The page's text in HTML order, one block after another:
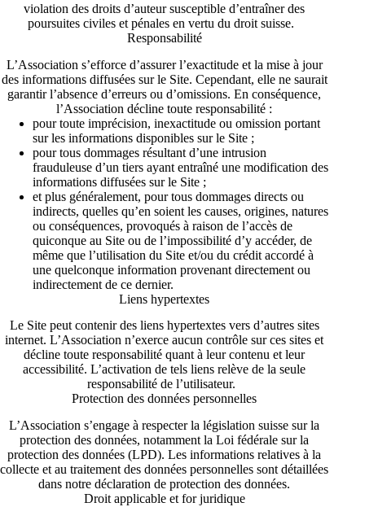
violation des droits d’auteur susceptible d’entraîner des
poursuites civiles et pénales en vertu du droit suisse.
Responsabilité
L’Association s’efforce d’assurer l’exactitude et la mise à jour
des informations diffusées sur le Site. Cependant, elle ne saurait
garantir l’absence d’erreurs ou d’omissions. En conséquence,
l’Association décline toute responsabilité :
pour toute imprécision, inexactitude ou omission portant
sur les informations disponibles sur le Site ;
pour tous dommages résultant d’une intrusion
frauduleuse d’un tiers ayant entraîné une modification des
informations diffusées sur le Site ;
et plus généralement, pour tous dommages directs ou
indirects, quelles qu’en soient les causes, origines, natures
ou conséquences, provoqués à raison de l’accès de
quiconque au Site ou de l’impossibilité d’y accéder, de
même que l’utilisation du Site et/ou du crédit accordé à
une quelconque information provenant directement ou
indirectement de ce dernier.
Liens hypertextes
Le Site peut contenir des liens hypertextes vers d’autres sites
internet. L’Association n’exerce aucun contrôle sur ces sites et
décline toute responsabilité quant à leur contenu et leur
accessibilité. L’activation de tels liens relève de la seule
responsabilité de l’utilisateur.
Protection des données personnelles
L’Association s’engage à respecter la législation suisse sur la
protection des données, notamment la Loi fédérale sur la
protection des données (LPD). Les informations relatives à la
collecte et au traitement des données personnelles sont détaillées
dans notredéclaration de protection des données.
Droit applicable et for juridique